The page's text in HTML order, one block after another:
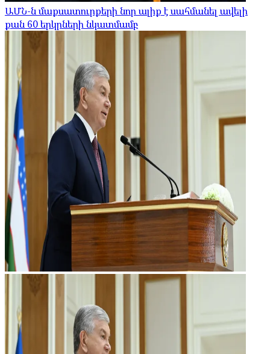
ԱՄՆ-ն մաքսատուրքերի նոր ալիք է սահմանել ավելի
քան 60 երկրների նկատմամբ